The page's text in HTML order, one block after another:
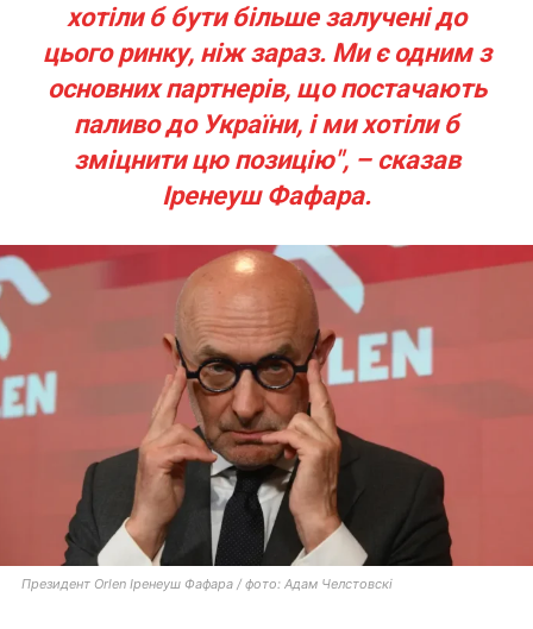
хотіли б бути більше залучені до
цього ринку, ніж зараз. Ми є одним з
основних партнерів, що постачають
паливо до України, і ми хотіли б
зміцнити цю позицію", – сказав
Іренеуш Фафара.
Президент Orlen Іренеуш Фафара / фото: Адам Челстовскі